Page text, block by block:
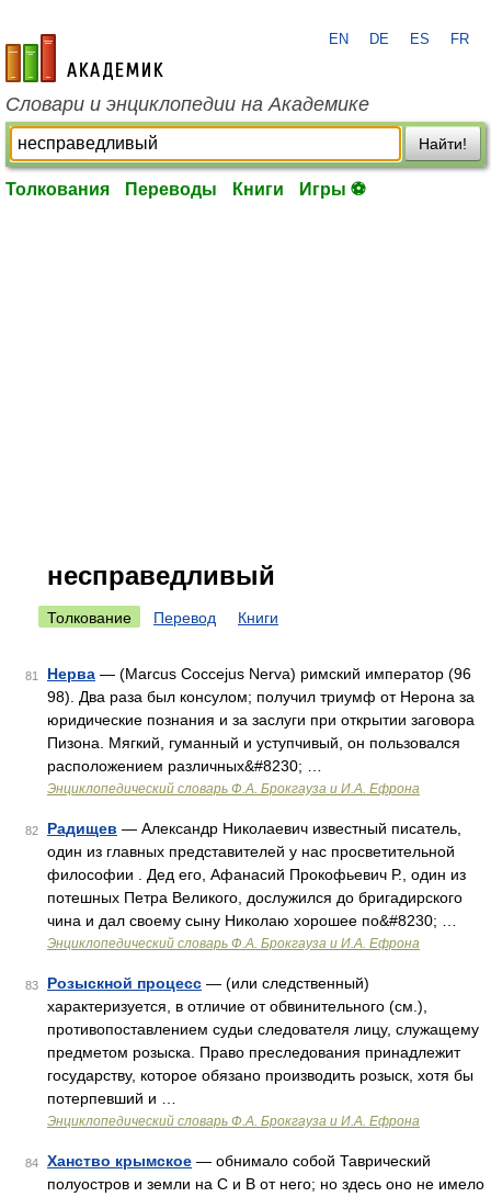
academic.ru
EN DE ES FR
Словари и энциклопедии на Академике
Найти!
Толкования Переводы Книги Игры ⚽
несправедливый
Толкование Перевод Книги
81 Нерва — (Marcus Coccejus Nerva) римский император (96
98). Два раза был консулом; получил триумф от Нерона за
юридические познания и за заслуги при открытии заговора
Пизона. Мягкий, гуманный и уступчивый, он пользовался
расположением различных&#8230; …
Энциклопедический словарь Ф.А. Брокгауза и И.А. Ефрона
82 Радищев — Александр Николаевич известный писатель,
один из главных представителей у нас просветительной
философии . Дед его, Афанасий Прокофьевич Р., один из
потешных Петра Великого, дослужился до бригадирского
чина и дал своему сыну Николаю хорошее по&#8230; …
Энциклопедический словарь Ф.А. Брокгауза и И.А. Ефрона
83 Розыскной процесс — (или следственный)
характеризуется, в отличие от обвинительного (см.),
противопоставлением судьи следователя лицу, служащему
предметом розыска. Право преследования принадлежит
государству, которое обязано производить розыск, хотя бы
потерпевший и …
Энциклопедический словарь Ф.А. Брокгауза и И.А. Ефрона
84 Ханство крымское — обнимало собой Таврический
полуостров и земли на С и В от него; но здесь оно не имело